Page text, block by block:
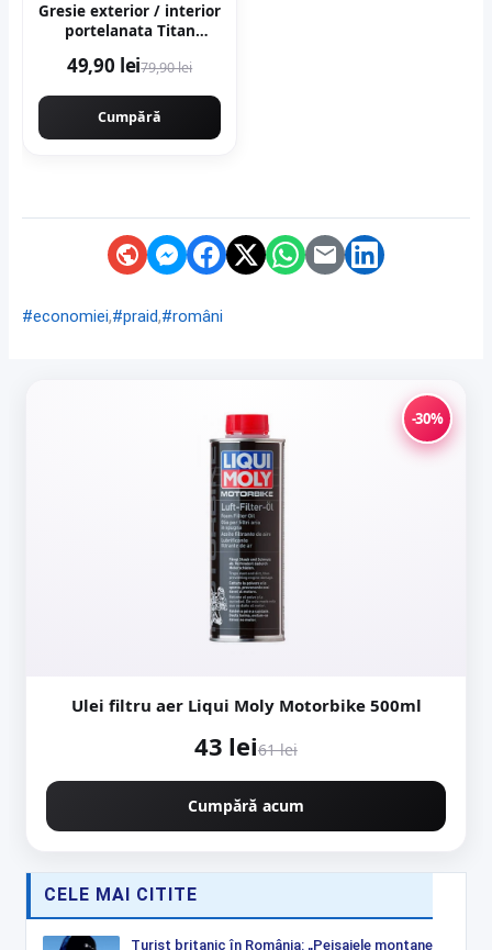
Gresie exterior / interior
portelanata Titan
mata rectificata aspect
49,90 lei79,90 lei
Cumpără
#economiei,#praid,#români
-30%
Ulei filtru aer Liqui Moly Motorbike 500ml
43 lei61 lei
Cumpără acum
CELE MAI CITITE
Turist britanic în România: „Peisajele montane